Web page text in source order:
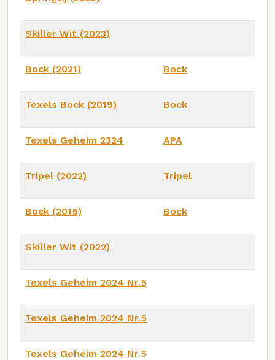
Skiller Wit (2023)
Bock (2021) Bock
Texels Bock (2019) Bock
Texels Geheim 2324 APA
Tripel (2022) Tripel
Bock (2015) Bock
Skiller Wit (2022)
Texels Geheim 2024 Nr.5
Texels Geheim 2024 Nr.5
Texels Geheim 2024 Nr.5